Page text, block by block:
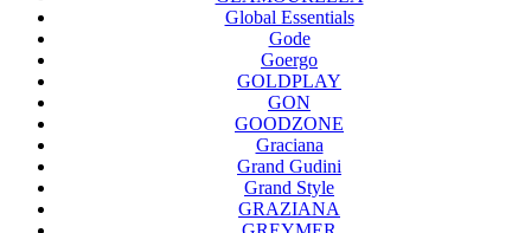
Global Essentials
Gode
Goergo
GOLDPLAY
GON
GOODZONE
Graciana
Grand Gudini
Grand Style
GRAZIANA